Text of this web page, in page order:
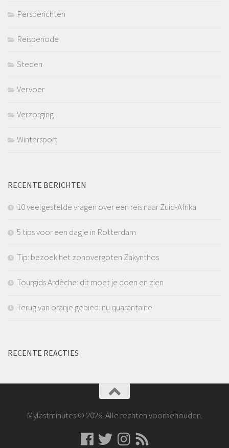
Persberichten
Reisperiode
Steden
Vervoer
Verzorging
Wintersport
RECENTE BERICHTEN
10 veelgestelde vragen over een reis naar Zuid-Afrika
5 tips voor een dagje in Rotterdam
Tip: bezoek het zonovergoten Zakynthos
Tourgids Ardèche: dit moet je doen en zien
Terug van oranje gebied: nu quarantaine
RECENTE REACTIES
Mylastminutes © 2026. Alle rechten voorbehouden.